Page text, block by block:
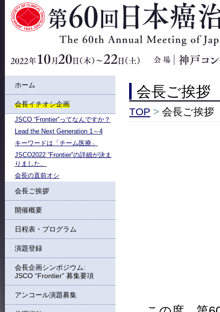
会長ご挨拶
TOP > 会長ご挨拶
ホーム
会長イチオシ企画
JSCO “Frontier”ってなんですか？
Lead the Next Generation 1～4
キーワードは「チーム医療」
JSCO2022 “Frontier”の詳細が決ま
りました。
会長の直前オシ
会長ご挨拶
開催概要
日程表・プログラム
演題登録
会長企画シンポジウム:
JSCO “Frontier” 募集要項
アンコール演題募集